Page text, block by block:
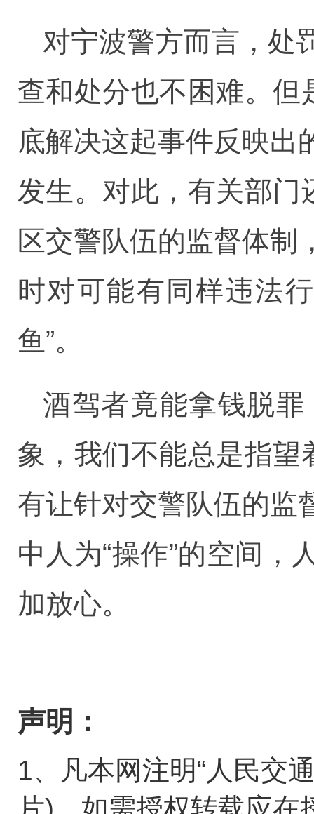
对宁波警方而言，处
查和处分也不困难。但
底解决这起事件反映出
发生。对此，有关部门
区交警队伍的监督体制
时对可能有同样违法
鱼”。
酒驾者竟能拿钱脱
象，我们不能总是指望
有让针对交警队伍的监
中人为“操作”的空间，
加放心。
声明：
1、凡本网注明“人民交